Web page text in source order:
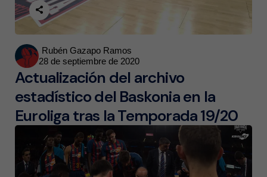
Posted
by
Rubén Gazapo Ramos
28 de septiembre de 2020
Actualización del archivo
estadístico del Baskonia en la
Euroliga tras la Temporada 19/20